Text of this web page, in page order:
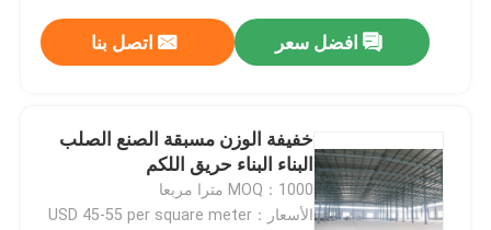
منتجات
أشرطة فيديو
افضل سعر اتصل بنا
خفيفة الوزن مسبقة الصنع الصلب
البناء البناء حريق اللكم
MOQ：1000 مترا مربعا
الأسعار：USD 45-55 per square meter